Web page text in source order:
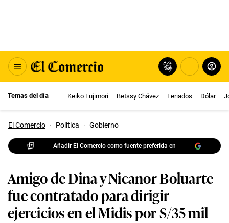
Temas del día Keiko Fujimori Betssy Chávez Feriados Dólar
El Comercio · Politica · Gobierno
Añadir El Comercio como fuente preferida en
Amigo de Dina y Nicanor Boluarte
fue contratado para dirigir
ejercicios en el Midis por S/35 mil